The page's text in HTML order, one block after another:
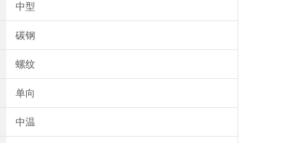
中型
碳钢
螺纹
单向
中温